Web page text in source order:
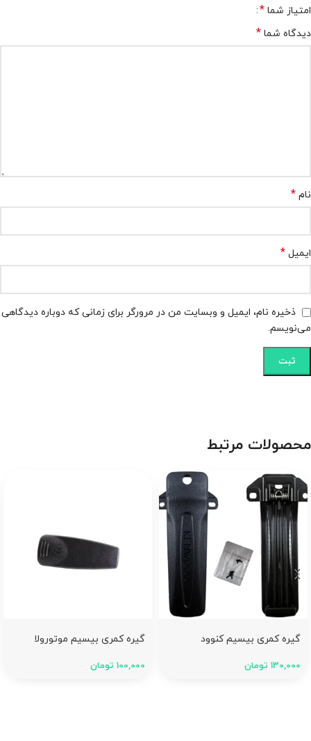
امتیاز شما *
دیدگاه شما *
نام *
ایمیل *
ذخیره نام، ایمیل و وبسایت من در مرورگر برای زمانی که دوباره دیدگاهی
می‌نویسم.
محصولات مرتبط
گیره کمری بیسیم کنوود
130,000 تومان
گیره کمری بیسیم موتورولا
100,000 تومان